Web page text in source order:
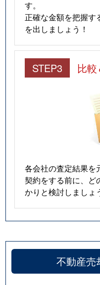
す。
正確な金額を把握す
を出しましょう！
STEP3 比較
各会社の査定結果を
契約をする前に、ど
かりと検討しましょ
不動産売